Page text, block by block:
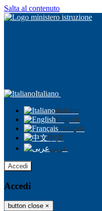
Salta al contenuto
Italiano
Italiano
English
Français
中文
عربى
Accedi
Accedi
button close ×